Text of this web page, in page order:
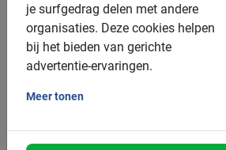
je surfgedrag delen met andere
organisaties. Deze cookies helpen
bij het bieden van gerichte
advertentie-ervaringen.
Meer tonen
Groepsgrootte:
Boekbaar voor groepen van: 2 tot